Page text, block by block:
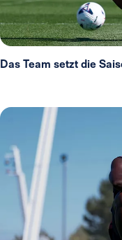
Das Team setzt die